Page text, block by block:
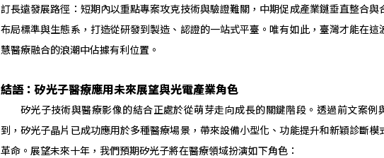
訂長遠發展路徑：短期內以重點專案攻克技術與驗證難關，中期促成產業鏈垂直整合與
布局標準與生態系，打造從研發到製造、認證的一站式平臺。唯有如此，臺灣才能在這
慧醫療融合的浪潮中佔據有利位置。
結語：矽光子醫療應用未來展望與光電產業角色
矽光子技術與醫療影像的結合正處於從萌芽走向成長的關鍵階段。透過前文案例
到，矽光子晶片已成功應用於多種醫療場景，帶來設備小型化、功能提升和新穎診斷模
革命。展望未來十年，我們預期矽光子將在醫療領域扮演如下角色：